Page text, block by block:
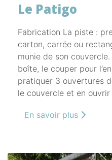
Le Patigo
Fabrication La piste :
carton, carrée ou
munie de son couvercle.
boîte, le couper pour
pratiquer 3 ouvertures
le couvercle et en ouvrir
En savoir plus